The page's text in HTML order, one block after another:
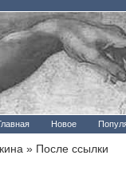
Новое
» После ссылки